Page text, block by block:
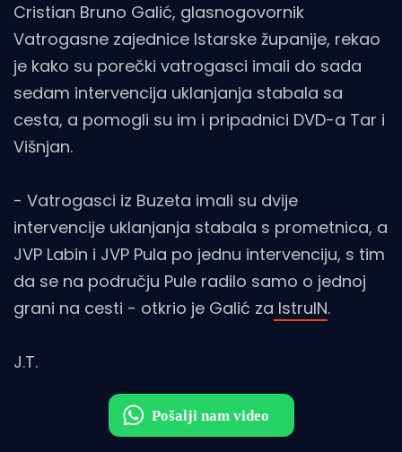
Cristian Bruno Galić, glasnogovornik
Vatrogasne zajednice Istarske županije, rekao
je kako su porečki vatrogasci imali do sada
sedam intervencija uklanjanja stabala sa
cesta, a pomogli su im i pripadnici DVD-a Tar i
Višnjan.
- Vatrogasci iz Buzeta imali su dvije
intervencije uklanjanja stabala s prometnica, a
JVP Labin i JVP Pula po jednu intervenciju, s tim
da se na području Pule radilo samo o jednoj
grani na cesti - otkrio je Galić za IstruIN.
J.T.